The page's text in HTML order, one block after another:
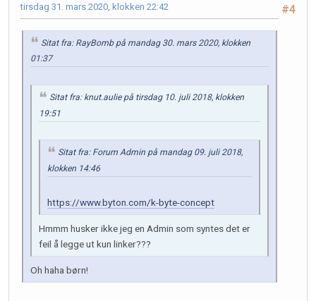
#4
tirsdag 31. mars 2020, klokken 22:42
Sitat fra: RayBomb på mandag 30. mars 2020, klokken
01:37
Sitat fra: knut.aulie på tirsdag 10. juli 2018, klokken
19:51
Sitat fra: Forum Admin på mandag 09. juli 2018,
klokken 14:46
https://www.byton.com/k-byte-concept
Hmmm husker ikke jeg en Admin som syntes det er
feil å legge ut kun linker???
Oh haha børn!